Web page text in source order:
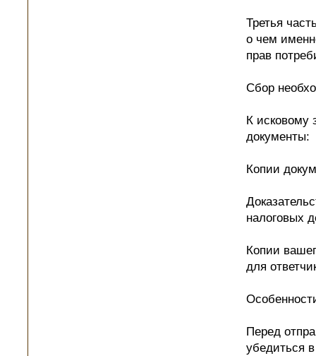
Третья
о чем
прав
Сбор
К исковому
документы:
Копии
налоговых
Копии
для
Перед
убедиться